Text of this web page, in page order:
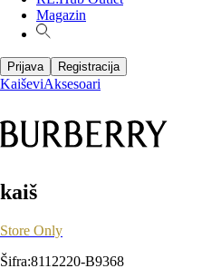
Magazin
Prijava Registracija
KaiševiAksesoari
kaiš
Store Only
Šifra:8112220-B9368